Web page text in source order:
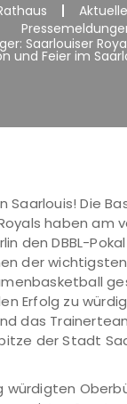
Saarlouiser
und Feier im
Saarlouis! Die
haben am
den DBBL-
der
Erfolg zu
das
der Stadt
würdigten